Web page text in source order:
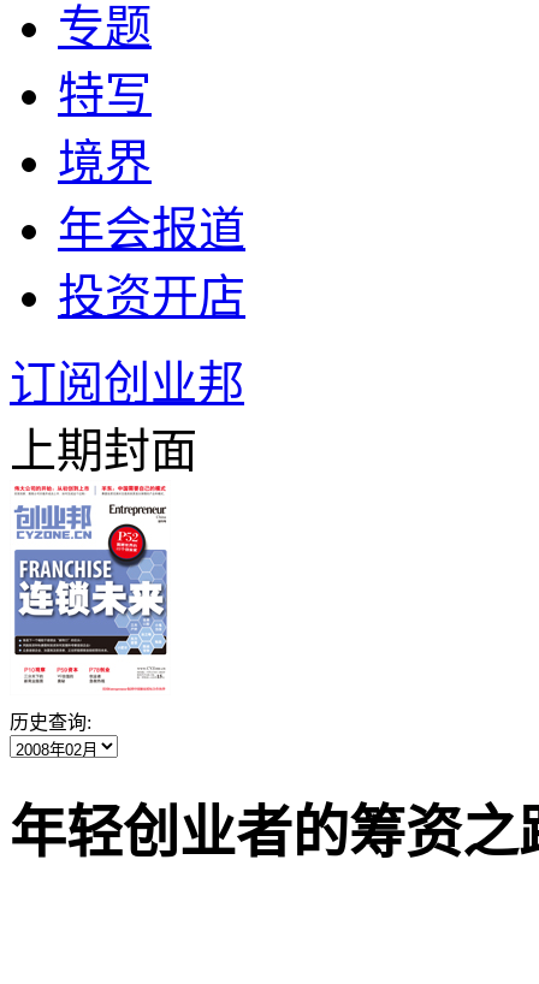
专题
特写
境界
年会报道
投资开店
订阅创业邦
上期封面
历史查询:
年轻创业者的筹资之